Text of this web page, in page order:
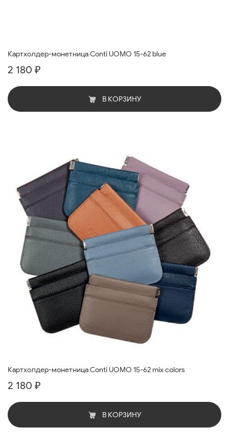
Картхолдер-монетница Conti UOMO 15-62 blue
2 180 ₽
В КОРЗИНУ
Картхолдер-монетница Conti UOMO 15-62 mix colors
2 180 ₽
В КОРЗИНУ